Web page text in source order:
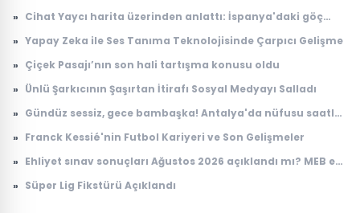
» Cihat Yaycı harita üzerinden anlattı: İspanya'daki göç
» Yapay Zeka ile Ses Tanıma Teknolojisinde Çarpıcı Gelişme
» Çiçek Pasajı’nın son hali tartışma konusu oldu
» Ünlü Şarkıcının Şaşırtan İtirafı Sosyal Medyayı Salladı
» Gündüz sessiz, gece bambaşka! Antalya'da nüfusu saatler
» Franck Kessié'nin Futbol Kariyeri ve Son Gelişmeler
» Ehliyet sınav sonuçları Ağustos 2026 açıklandı mı? MEB e-
» Süper Lig Fikstürü Açıklandı